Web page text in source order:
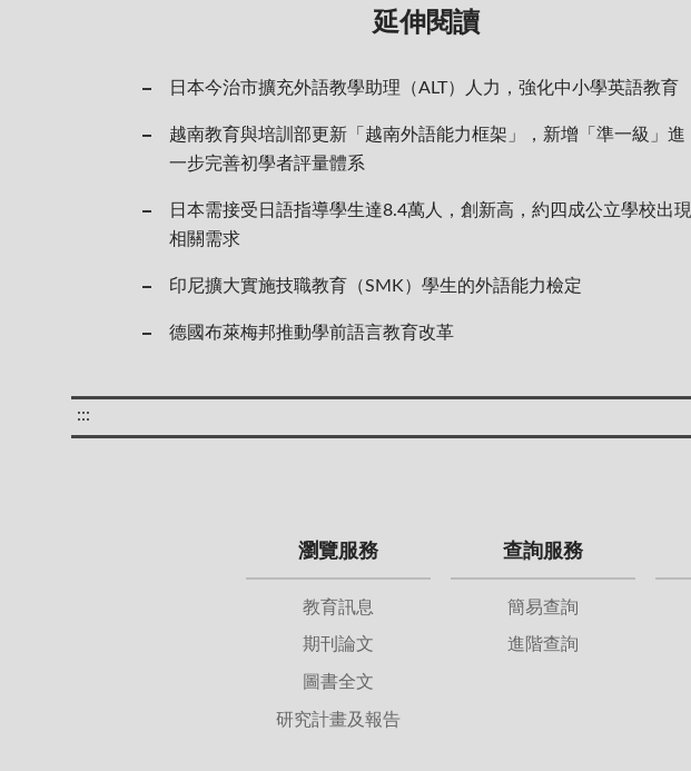
延伸閱讀
日本今治市擴充外語教學助理（ALT）人力，強化中小學英語教育
越南教育與培訓部更新「越南外語能力框架」，新增「準一級」進
一步完善初學者評量體系
日本需接受日語指導學生達8.4萬人，創新高，約四成公立學校出現
相關需求
印尼擴大實施技職教育（SMK）學生的外語能力檢定
德國布萊梅邦推動學前語言教育改革
:::
瀏覽服務
教育訊息
期刊論文
圖書全文
研究計畫及報告
查詢服務
簡易查詢
進階查詢